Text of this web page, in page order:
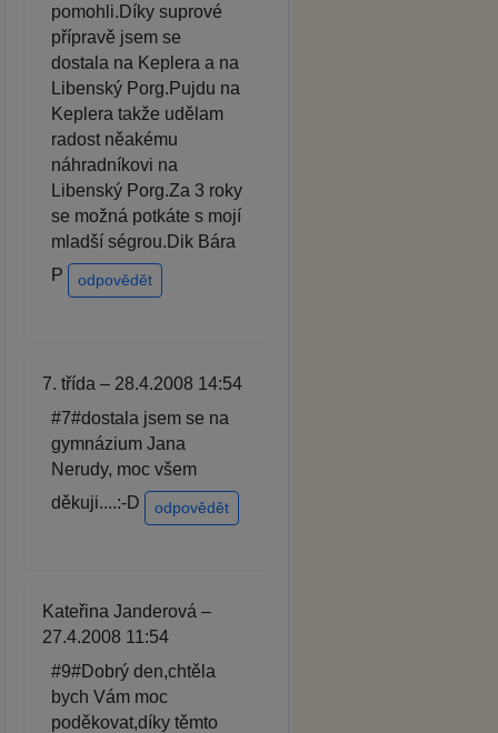
pomohli.Díky suprové
přípravě jsem se
dostala na Keplera a na
Libenský Porg.Pujdu na
Keplera takže udělam
radost něakému
náhradníkovi na
Libenský Porg.Za 3 roky
se možná potkáte s mojí
mladší ségrou.Dik Bára
P
odpovědět
7. třída – 28.4.2008 14:54
#7#dostala jsem se na
gymnázium Jana
Nerudy, moc všem
děkuji....:-D
odpovědět
Kateřina Janderová –
27.4.2008 11:54
#9#Dobrý den,chtěla
bych Vám moc
poděkovat,díky těmto